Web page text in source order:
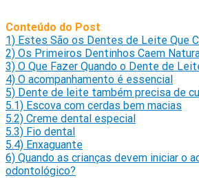
Conteúdo do Post
1) Estes São os Dentes de Leite Que
2) Os Primeiros Dentinhos Caem
3) O Que Fazer Quando o Dente de
4) O acompanhamento é essencial
5) Dente de leite também precisa de
5.1) Escova com cerdas bem macias
5.2) Creme dental especial
5.3) Fio dental
5.4) Enxaguante
6) Quando as crianças devem iniciar o
odontológico?